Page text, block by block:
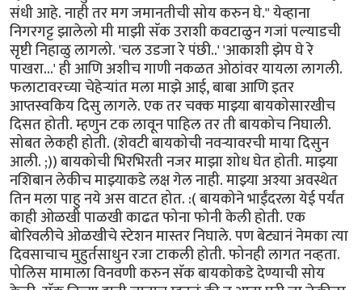
संधी आहे. नाही तर मग जमानतीची सोय करुन घे." येव्हाना
निगरगट्ट झालेलो मी माझी सॅक उराशी कवटाळुन गजां पल्याडची
सृष्टी निहाळु लागलो. 'चल उडजा रे पंछी..' 'आकाशी झेप घे रे
पाखरा...' ही आणि अशीच गाणी नकळत ओठांवर यायला लागली.
फलाटावरच्या चेहेर्‍यांत मला माझे आई, बाबा आणि इतर
आप्तस्वकिय दिसु लागले. एक तर चक्क माझ्या बायकोसारखीच
दिसत होती. म्हणुन टक लावून पाहिल तर ती बायकोच निघाली.
सोबत लेकही होती. (शेवटी बायकोची नवर्‍यावरची माया दिसुन
आली. ;)) बायकोची भिरभिरती नजर माझा शोध घेत होती. माझ्या
नशिबान लेकीच माझ्याकडे लक्ष गेल नाही. माझ्या अश्या अवस्थेत
तिन मला पाहु नये अस वाटत होत. :( बायकोने भाईंदरला येई पर्यंत
काही ओळखी पाळखी काढत फोना फोनी केली होती. एक
बोरिवलीचे ओळखीचे स्टेशन मास्तर निघाले. पण बेट्यानं नेमका त्या
दिवसाचाच मुहुर्तसाधुन रजा टाकली होती. फोनही लागत नव्हता.
पोलिस मामाला विनवणी करुन सॅक बायकोकडे देण्याची सोय